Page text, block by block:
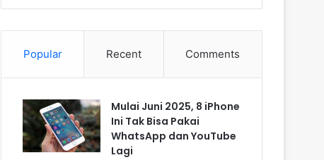
Popular Recent Comments
Mulai Juni 2025, 8 iPhone
Ini Tak Bisa Pakai
WhatsApp dan YouTube
Lagi